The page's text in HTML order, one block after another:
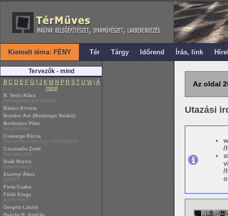
Kiemelt téma: FÉNY Tér Tárgy Időrend Írás, link
Tervezők - mind
B C D E F G I J K M N P R S T U W i Á
mind
B. Soós Klára
belsőépítész-iparművész
Balázs Kriszta
Bondor Ani (Modesign Stúdió)
Borkovics Péter
üvegművész
Csavarga Rózsa
Pro Architectura díjas belsőépítész
Csizmadia Zsolt
formatervező
Deák Marcsi
lakberendező
Eszenyi Ákos
építész
Finta Csaba
Földi Kinga
textiltervező
Gergely László
Gyürky R. András
Az oldal
Utazási
/
/